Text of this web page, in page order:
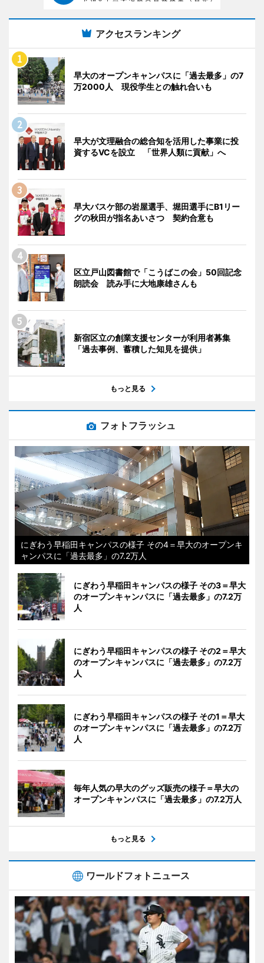
アクセスランキング
早大のオープンキャンパスに「過去最多」の7
万2000人 現役学生との触れ合いも
早大が文理融合の総合知を活用した事業に投
資するVCを設立 「世界人類に貢献」へ
早大バスケ部の岩屋選手、堀田選手にB1リー
グの秋田が指名あいさつ 契約合意も
区立戸山図書館で「こうばこの会」50回記念
朗読会 読み手に大地康雄さんも
新宿区立の創業支援センターが利用者募集
「過去事例、蓄積した知見を提供」
もっと見る
フォトフラッシュ
にぎわう早稲田キャンパスの様子 その4＝早大のオープンキ
ャンパスに「過去最多」の7.2万人
にぎわう早稲田キャンパスの様子 その3＝早大
のオープンキャンパスに「過去最多」の7.2万
人
にぎわう早稲田キャンパスの様子 その2＝早大
のオープンキャンパスに「過去最多」の7.2万
人
にぎわう早稲田キャンパスの様子 その1＝早大
のオープンキャンパスに「過去最多」の7.2万
人
毎年人気の早大のグッズ販売の様子＝早大の
オープンキャンパスに「過去最多」の7.2万人
もっと見る
ワールドフォトニュース